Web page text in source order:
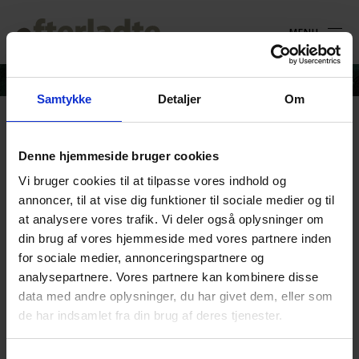
Samtykke Detaljer Om
Denne hjemmeside bruger cookies
Vi bruger cookies til at tilpasse vores indhold og
annoncer, til at vise dig funktioner til sociale medier og til
at analysere vores trafik. Vi deler også oplysninger om
din brug af vores hjemmeside med vores partnere inden
for sociale medier, annonceringspartnere og
analysepartnere. Vores partnere kan kombinere disse
data med andre oplysninger, du har givet dem, eller som
de har indsamlet fra din brug af deres tjenester.
MENU